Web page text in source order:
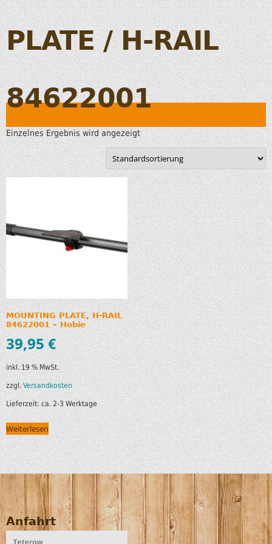
PLATE / H-RAIL
84622001
Einzelnes Ergebnis wird angezeigt
MOUNTING PLATE, H-RAIL
84622001 – Hobie
39,95€
inkl. 19 % MwSt.
zzgl.Versandkosten
Lieferzeit:ca. 2-3 Werktage
Weiterlesen
Anfahrt